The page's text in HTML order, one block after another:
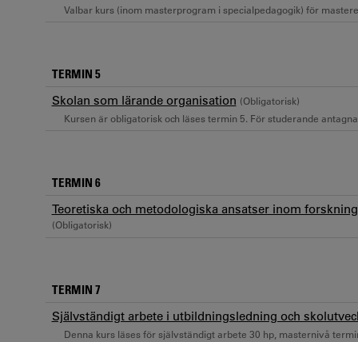
Valbar kurs (inom masterprogram i specialpedagogik) för
TERMIN 5
Skolan som lärande organisation (Obligatorisk)
Kursen är obligatorisk och läses termin 5. För studerande
TERMIN 6
Teoretiska och metodologiska ansatser inom
(Obligatorisk)
TERMIN 7
Självständigt arbete i utbildningsledning och
Denna kurs läses för självständigt arbete 30 hp, masternivå